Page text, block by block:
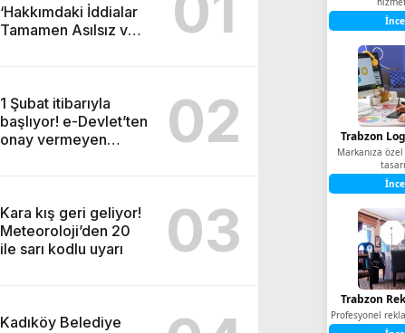
Trabzon
Markanıza
Trabzon
Profesyonel
‘Hakkımdaki İddialar
Tamamen Asılsız ve
1 Şubat itibarıyla
başlıyor! e-Devlet’ten
onay vermeyen
02
Kara kış geri geliyor!
Meteoroloji’den 20
ile sarı kodlu uyarı
03
Kadıköy Belediye